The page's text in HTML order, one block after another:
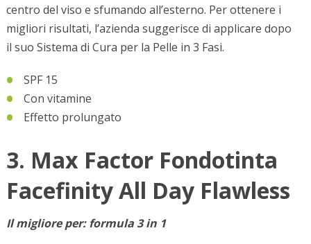
centro del viso e sfumando all’esterno. Per ottenere i
migliori risultati, l’azienda suggerisce di applicare dopo
il suo Sistema di Cura per la Pelle in 3 Fasi.
SPF 15
Con vitamine
Effetto prolungato
3. Max Factor Fondotinta
Facefinity All Day Flawless
Il migliore per: formula 3 in 1